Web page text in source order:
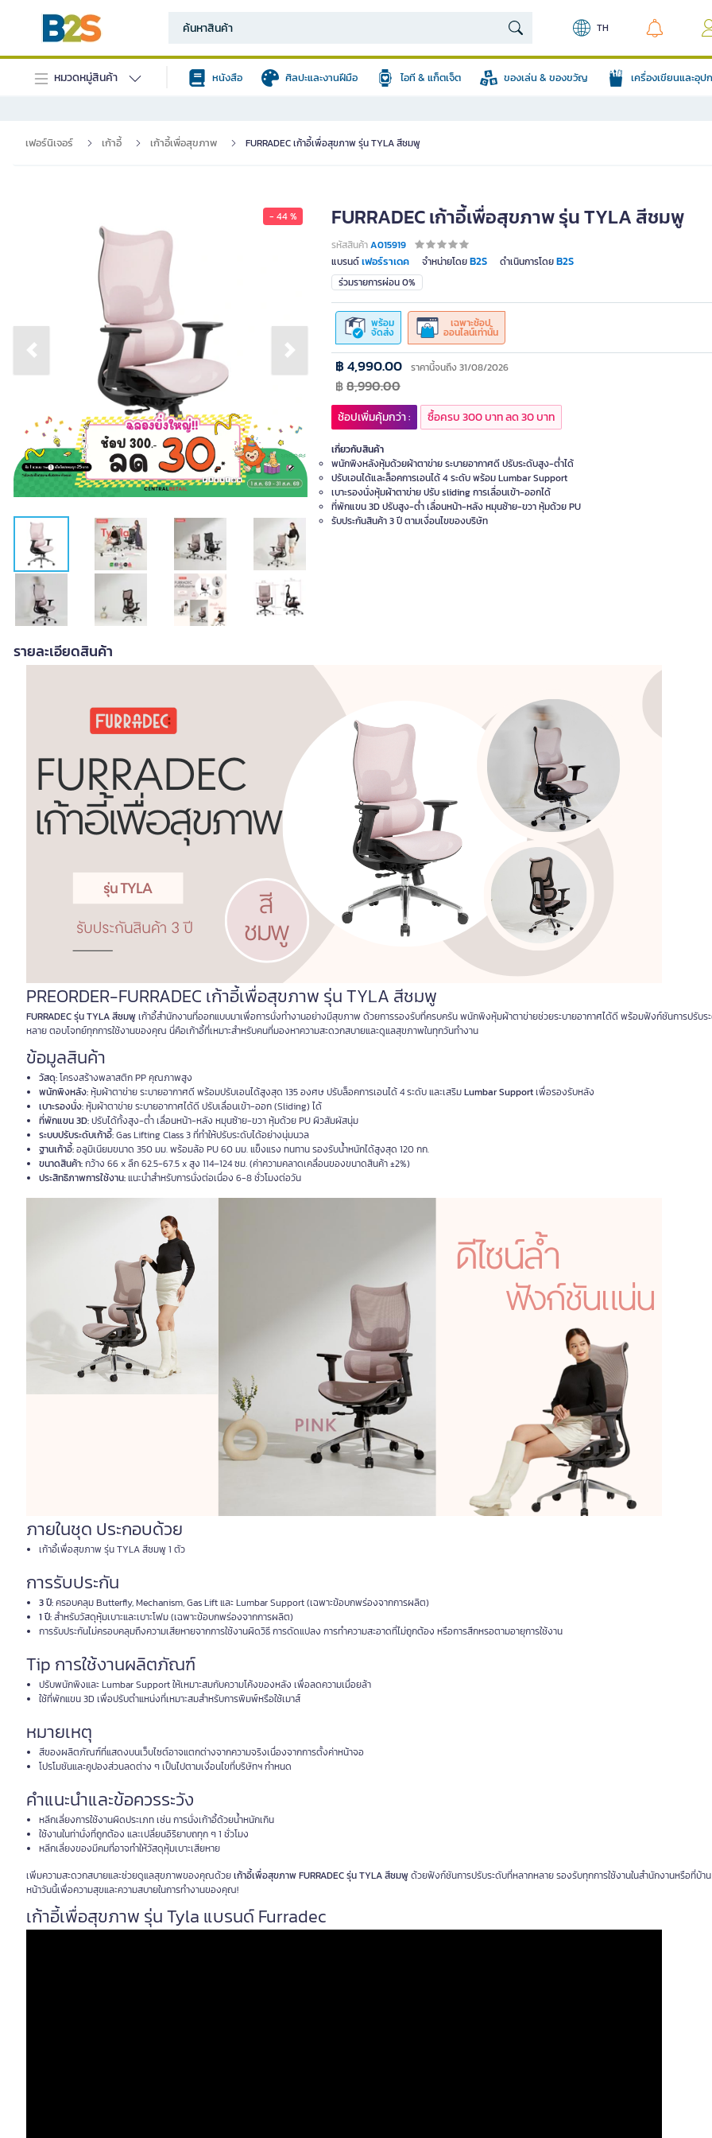
TH
หมวดหมู่สินค้า หนังสือ ศิลปะและงานฝีมือ ไอที & แก็ตเจ็ต ของเล่น & ของขวัญ เครื่องเขียนและอุ
เฟอร์นิเจอร์ เก้าอี้ เก้าอี้เพื่อสุขภาพ FURRADEC เก้าอี้เพื่อสุขภาพ รุ่น TYLA สีชมพู
- 44 %
Previous slide Next slide
FURRADEC เก้าอี้เพื่อสุขภาพ รุ่น TYLA สีชมพู
รหัสสินค้าA015919
แบรนด์เฟอร์ราเดค จำหน่ายโดยB2S ดำเนินการโดยB2S
ร่วมรายการผ่อน 0%
พร้อม
จัดส่ง
เฉพาะช้อป
ออนไลน์เท่านั้น
฿ 4,990.00 ราคานี้จนถึง 31/08/2026
฿8,990.00
ช้อปเพิ่มคุ้มกว่า : ซื้อครบ 300 บาท ลด 30 บาท
เกี่ยวกับสินค้า
พนักพิงหลังหุ้มด้วยผ้าตาข่าย ระบายอากาศดี ปรับระดับสูง-ต่ำได้
ปรับเอนได้และล็อคการเอนได้ 4 ระดับ พร้อม Lumbar Support
เบาะรองนั่งหุ้มผ้าตาข่าย ปรับ sliding การเลื่อนเข้า-ออกได้
ที่พักแขน 3D ปรับสูง-ต่ำ เลื่อนหน้า-หลัง หมุนซ้าย-ขวา หุ้มด้วย PU
รับประกันสินค้า 3 ปี ตามเงื่อนไขของบริษัท
รายละเอียดสินค้า
PREORDER-FURRADEC เก้าอี้เพื่อสุขภาพ รุ่น TYLA สีชมพู
FURRADEC รุ่น TYLA สีชมพูเก้าอี้สำนักงานที่ออกแบบมาเพื่อการนั่งทำงานอย่างมีสุขภาพ ด้วยการรองรับที่ครบครัน พนักพิงหุ้มผ้าตาข่ายช่วยระบายอากาศได้ดี พร้อมฟังก์ชันการปรับร
หลาย ตอบโจทย์ทุกการใช้งานของคุณ นี่คือเก้าอี้ที่เหมาะสำหรับคนที่มองหาความสะดวกสบายและดูแลสุขภาพในทุกวันทำงาน
ข้อมูลสินค้า
วัสดุ:โครงสร้างพลาสติก PP คุณภาพสูง
พนักพิงหลัง:หุ้มผ้าตาข่าย ระบายอากาศดี พร้อมปรับเอนได้สูงสุด 135 องศษ ปรับล็อคการเอนได้ 4 ระดับ และเสริมLumbar Supportเพื่อรองรับหลัง
เบาะรองนั่ง:หุ้มผ้าตาข่าย ระบายอากาศได้ดี ปรับเลื่อนเข้า-ออก (Sliding) ได้
ที่พักแขน 3D:ปรับได้ทั้งสูง-ต่ำ เลื่อนหน้า-หลัง หมุนซ้าย-ขวา หุ้มด้วย PU ผิวสัมผัสนุ่ม
ระบบปรับระดับเก้าอี้:Gas Lifting Class 3 ที่ทำให้ปรับระดับได้อย่างนุ่มนวล
ฐานเก้าอี้:อลูมิเนียมขนาด 350 มม. พร้อมล้อ PU 60 มม. แข็งแรง ทนทาน รองรับน้ำหนักได้สูงสุด 120 กก.
ขนาดสินค้า:กว้าง 66 x ลึก 62.5-67.5 x สูง 114–124 ซม. (ค่าความคลาดเคลื่อนของขนาดสินค้า ±2%)
ประสิทธิภาพการใช้งาน:แนะนำสำหรับการนั่งต่อเนื่อง 6-8 ชั่วโมงต่อวัน
ภายในชุด ประกอบด้วย
เก้าอี้เพื่อสุขภาพ รุ่น TYLA สีชมพู 1 ตัว
การรับประกัน
3 ปี:ครอบคลุม Butterfly, Mechanism, Gas Lift และ Lumbar Support (เฉพาะข้อบกพร่องจากการผลิต)
1 ปี:สำหรับวัสดุหุ้มเบาะและเบาะโฟม (เฉพาะข้อบกพร่องจากการผลิต)
การรับประกันไม่ครอบคลุมถึงความเสียหายจากการใช้งานผิดวิธี การดัดแปลง การทำความสะอาดที่ไม่ถูกต้อง หรือการสึกหรอตามอายุการใช้งาน
Tip การใช้งานผลิตภัณฑ์
ปรับพนักพิงและ Lumbar Support ให้เหมาะสมกับความโค้งของหลัง เพื่อลดความเมื่อยล้า
ใช้ที่พักแขน 3D เพื่อปรับตำแหน่งที่เหมาะสมสำหรับการพิมพ์หรือใช้เมาส์
หมายเหตุ
สีของผลิตภัณฑ์ที่แสดงบนเว็บไซต์อาจแตกต่างจากความจริงเนื่องจากการตั้งค่าหน้าจอ
โปรโมชันและคูปองส่วนลดต่าง ๆ เป็นไปตามเงื่อนไขที่บริษัทฯ กำหนด
คำแนะนำและข้อควรระวัง
หลีกเลี่ยงการใช้งานผิดประเภท เช่น การนั่งเก้าอี้ด้วยน้ำหนักเกิน
ใช้งานในท่านั่งที่ถูกต้อง และเปลี่ยนอิริยาบถทุก ๆ 1 ชั่วโมง
หลีกเลี่ยงของมีคมที่อาจทำให้วัสดุหุ้มเบาะเสียหาย
เพิ่มความสะดวกสบายและช่วยดูแลสุขภาพของคุณด้วยเก้าอี้เพื่อสุขภาพ FURRADEC รุ่น TYLA สีชมพูด้วยฟังก์ชันการปรับระดับที่หลากหลาย รองรับทุกการใช้งานในสำนักงานหรือที่บ้า
หน้าวันนี้เพื่อความสุขและความสบายในการทำงานของคุณ!
เก้าอี้เพื่อสุขภาพ รุ่น Tyla แบรนด์ Furradec